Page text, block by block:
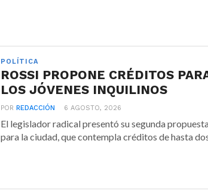
POLÍTICA
ROSSI PROPONE CRÉDITOS
LOS JÓVENES INQUILINOS
PORREDACCIÓN 6 AGOSTO, 2026
El legislador radical presentó su segunda
para la ciudad, que contempla créditos de hasta